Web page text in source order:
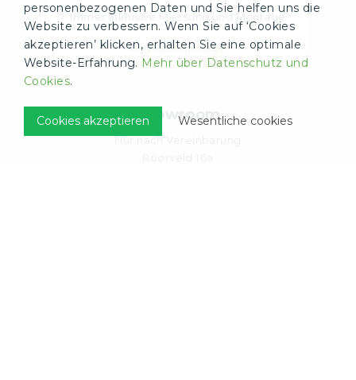
Immer inklusive Messung und Montage
Angebotsanfrage
Showroom
Nur nach Vereinbarung
personenbezogenen Daten und Sie helfen uns die
Website zu verbessern. Wenn Sie auf ‘Cookies
akzeptieren’ klicken, erhalten Sie eine optimale
Website-Erfahrung. Mehr über Datenschutz und
Cookies.
Cookies akzeptieren Wesentliche cookies